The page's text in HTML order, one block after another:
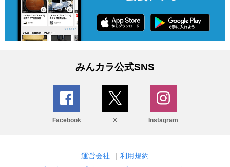
みんカラ公式SNS
Facebook X Instagram
運営会社 | 利用規約